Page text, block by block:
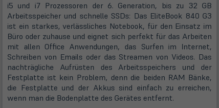
i5 und i7 Prozessoren der 6. Generation, bis zu 32 GB
Arbeitsspeicher und schnelle SSDs: Das EliteBook 840 G3
ist ein starkes, verlässliches Notebook, für den Einsatz im
Büro oder zuhause und eignet sich perfekt für das Arbeiten
mit allen Office Anwendungen, das Surfen im Internet,
Schreiben von Emails oder das Streamen von Videos. Das
nachträgliche Aufrüsten des Arbeitsspeichers und der
Festplatte ist kein Problem, denn die beiden RAM Bänke,
die Festplatte und der Akkus sind einfach zu erreichen,
wenn man die Bodenplatte des Gerätes entfernt.